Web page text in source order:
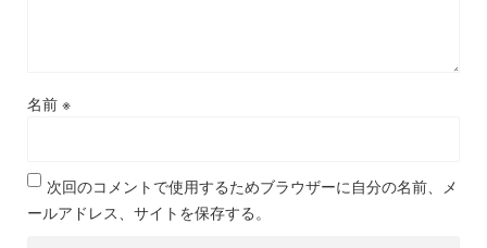
名前 ※
次回のコメントで使用するためブラウザーに自分の名前、メ
ールアドレス、サイトを保存する。